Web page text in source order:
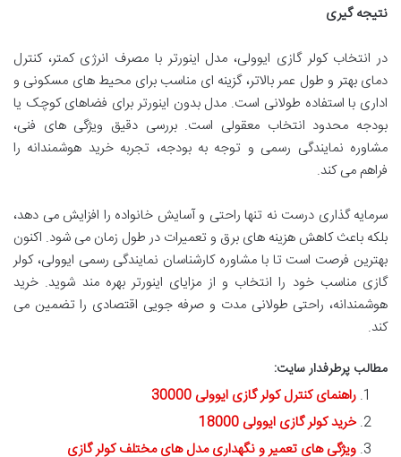
نتیجه گیری
در انتخاب کولر گازی ایوولی، مدل اینورتر با مصرف انرژی کمتر، کنترل
دمای بهتر و طول عمر بالاتر، گزینه ای مناسب برای محیط های مسکونی و
اداری با استفاده طولانی است. مدل بدون اینورتر برای فضاهای کوچک یا
بودجه محدود انتخاب معقولی است. بررسی دقیق ویژگی های فنی،
مشاوره نمایندگی رسمی و توجه به بودجه، تجربه خرید هوشمندانه را
فراهم می کند.
سرمایه گذاری درست نه تنها راحتی و آسایش خانواده را افزایش می دهد،
بلکه باعث کاهش هزینه های برق و تعمیرات در طول زمان می شود. اکنون
بهترین فرصت است تا با مشاوره کارشناسان نمایندگی رسمی ایوولی، کولر
گازی مناسب خود را انتخاب و از مزایای اینورتر بهره مند شوید. خرید
هوشمندانه، راحتی طولانی مدت و صرفه جویی اقتصادی را تضمین می
کند.
مطالب پرطرفدار سایت:
راهنمای کنترل کولر گازی ایوولی 30000
خرید کولر گازی ایوولی 18000
ویژگی های تعمیر و نگهداری مدل های مختلف کولر گازی